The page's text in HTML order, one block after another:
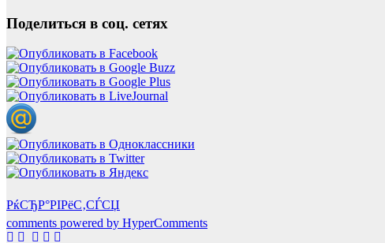
Поделиться в соц. сетях
РќСЂР°РІРёС‚СЃСЏ
comments powered by HyperComments